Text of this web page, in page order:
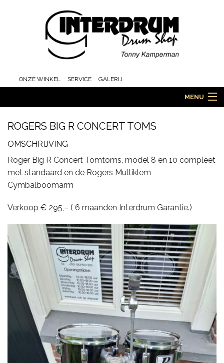
ONZE WINKEL SERVICE GALERIJ
MENU
HOME
DRUMS
CYMBALS
PERCUSSIE
ACCESSOIRES
ROGERS BIG R CONCERT TOMS
OMSCHRIJVING
Roger Big R Concert Tomtoms, model 8 en 10 compleet
met standaard en de Rogers Multiklem
Cymbalboomarm
Verkoop € 295,– ( 6 maanden Interdrum Garantie.)